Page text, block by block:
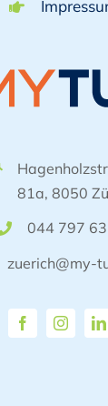
81a, 8050
044 797
zuerich@my-